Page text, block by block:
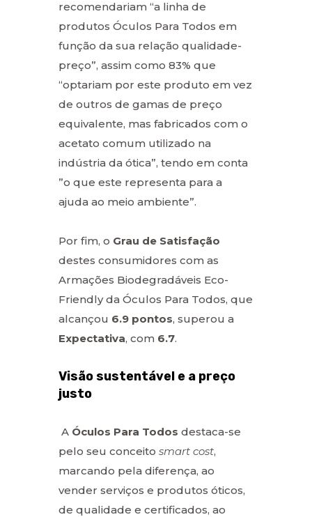
recomendariam “a linha de
produtos Óculos Para Todos em
função da sua relação qualidade-
preço”, assim como 83% que
“optariam por este produto em vez
de outros de gamas de preço
equivalente, mas fabricados com o
acetato comum utilizado na
indústria da ótica”, tendo em conta
”o que este representa para a
ajuda ao meio ambiente”.
Por fim, o Grau de Satisfação
destes consumidores com as
Armações Biodegradáveis Eco-
Friendly da Óculos Para Todos, que
alcançou 6.9 pontos, superou a
Expectativa, com 6.7.
Visão sustentável e a preço
justo
A Óculos Para Todos destaca-se
pelo seu conceito smart cost,
marcando pela diferença, ao
vender serviços e produtos óticos,
de qualidade e certificados, ao